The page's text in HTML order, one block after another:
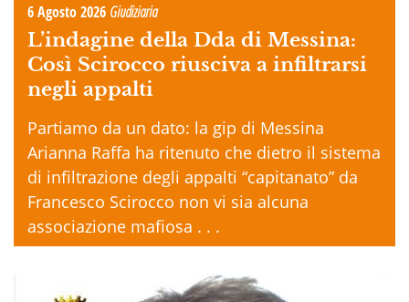
6 Agosto 2026 Giudiziaria
L’indagine della Dda di Messina:
Così Scirocco riusciva a infiltrarsi
negli appalti
Partiamo da un dato: la gip di Messina
Arianna Raffa ha ritenuto che dietro il sistema
di infiltrazione degli appalti “capitanato” da
Francesco Scirocco non vi sia alcuna
associazione mafiosa . . .